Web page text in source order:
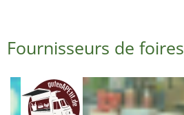
Fournisseurs de foires